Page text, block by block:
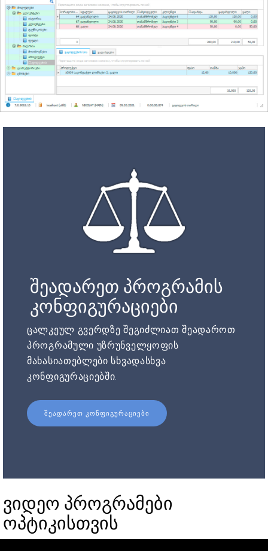
შეადარეთ პროგრამის
კონფიგურაციები
ცალკეულ გვერდზე შეგიძლიათ შეადაროთ
პროგრამული უზრუნველყოფის
მახასიათებლები სხვადასხვა
კონფიგურაციებში.
ᲨᲔᲐᲓᲐᲠᲔᲗ ᲙᲝᲜᲤᲘᲒᲣᲠᲐᲪᲘᲔᲑᲘ
ვიდეო პროგრამები
ოპტიკისთვის